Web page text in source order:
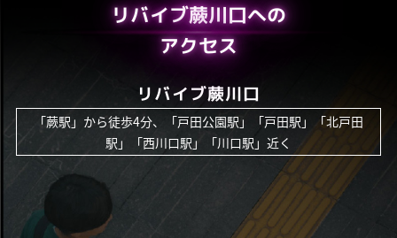
リバイブ蕨川口への
アクセス
リバイブ蕨川口
「蕨駅」から徒歩4分、「戸田公園駅」「戸田駅」「北戸田
駅」「西川口駅」「川口駅」近く